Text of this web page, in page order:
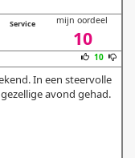
Service
mijn oordeel
10
10
In een steervolle
avond gehad.